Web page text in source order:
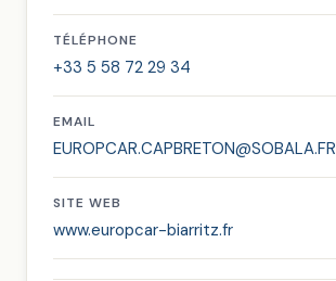
TÉLÉPHONE
+33 5 58 72 29 34
EMAIL
EUROPCAR.CAPBRETON@SOBALA.FR
SITE WEB
www.europcar-biarritz.fr